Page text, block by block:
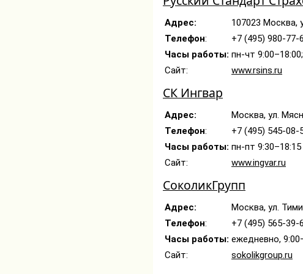
Адрес:
107023 Москва,
Телефон:
+7 (495) 980-77-
Часы работы: пн-чт
Сайт:
www.rsins.ru
СК Ингвар
Адрес:
Москва, ул.
Телефон:
+7 (495) 545-08-
Часы работы: пн-пт 9:30–18:15
Сайт:
www.ingvar.ru
СоколикГрупп
Адрес:
Москва, ул.
Телефон:
+7 (495) 565-39-
Часы работы: ежедневно,
Сайт:
sokolikgroup.ru